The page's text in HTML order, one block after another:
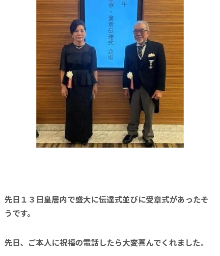
先日１３日皇居内で盛大に伝達式並びに受章式があったそ
うです。
先日、ご本人に祝福の電話したら大変喜んでくれました。